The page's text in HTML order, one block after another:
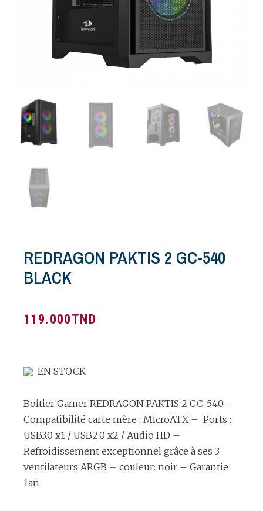
REDRAGON PAKTIS 2 GC-540
BLACK
119.000TND
EN STOCK
Boitier Gamer REDRAGON PAKTIS 2 GC-540 –
Compatibilité carte mère : MicroATX – Ports :
USB3.0 x1 / USB2.0 x2 / Audio HD –
Refroidissement exceptionnel grâce à ses 3
ventilateurs ARGB – couleur: noir – Garantie
1an